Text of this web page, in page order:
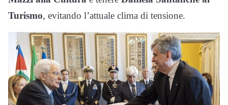
Turismo, evitando l’attuale clima di tensione.